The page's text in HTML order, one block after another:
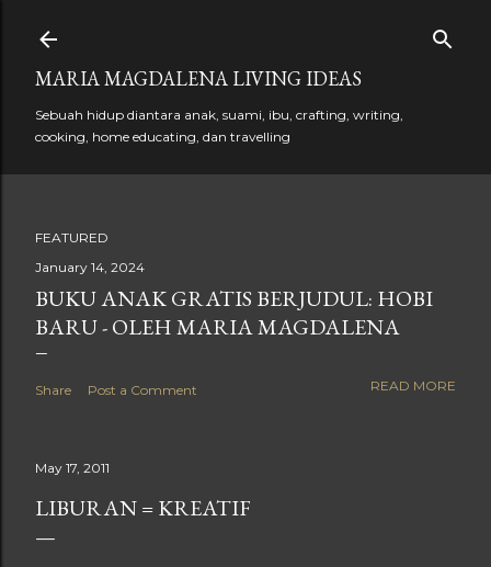
MARIA MAGDALENA LIVING IDEAS
Sebuah hidup diantara anak, suami, ibu, crafting, writing,
cooking, home educating, dan travelling
FEATURED
January 14, 2024
BUKU ANAK GRATIS BERJUDUL: HOBI
BARU - OLEH MARIA MAGDALENA
Share Post a Comment READ MORE
May 17, 2011
LIBURAN = KREATIF